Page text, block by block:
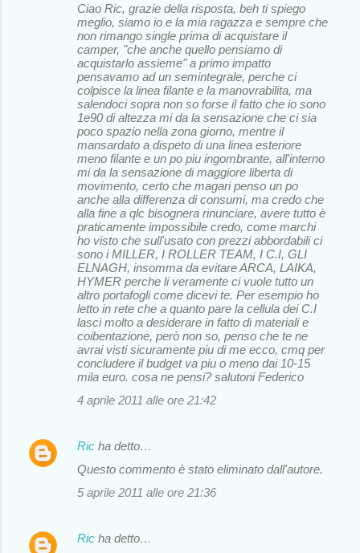
Ciao Ric, grazie della risposta, beh ti spiego
meglio, siamo io e la mia ragazza e sempre che
non rimango single prima di acquistare il
camper, "che anche quello pensiamo di
acquistarlo assieme" a primo impatto
pensavamo ad un semintegrale, perche ci
colpisce la linea filante e la manovrabilita, ma
salendoci sopra non so forse il fatto che io sono
1e90 di altezza mi da la sensazione che ci sia
poco spazio nella zona giorno, mentre il
mansardato a dispeto di una linea esteriore
meno filante e un po piu ingombrante, all'interno
mi da la sensazione di maggiore liberta di
movimento, certo che magari penso un po
anche alla differenza di consumi, ma credo che
alla fine a qlc bisognera rinunciare, avere tutto è
praticamente impossibile credo, come marchi
ho visto che sull'usato con prezzi abbordabili ci
sono i MILLER, I ROLLER TEAM, I C.I, GLI
ELNAGH, insomma da evitare ARCA, LAIKA,
HYMER perche li veramente ci vuole tutto un
altro portafogli come dicevi te. Per esempio ho
letto in rete che a quanto pare la cellula dei C.I
lasci molto a desiderare in fatto di materiali e
coibentazione, però non so, penso che te ne
avrai visti sicuramente piu di me ecco, cmq per
concludere il budget va piu o meno dai 10-15
mila euro. cosa ne pensi? salutoni Federico
4 aprile 2011 alle ore 21:42
Ric ha detto…
Questo commento è stato eliminato dall'autore.
5 aprile 2011 alle ore 21:36
Ric ha detto…